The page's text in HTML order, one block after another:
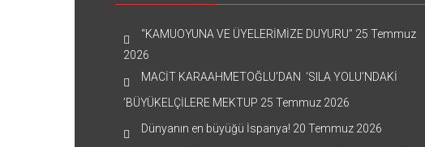
“KAMUOYUNA VE ÜYELERİMİZE DUYURU” 25 Temmuz
2026
MACİT KARAAHMETOĞLU’DAN ‘SILA YOLU’NDAKİ
’BÜYÜKELÇİLERE MEKTUP 25 Temmuz 2026
Dünyanın en büyüğü İspanya! 20 Temmuz 2026